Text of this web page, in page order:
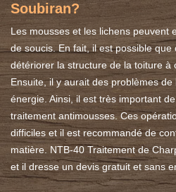
Soubiran?
Les mousses et les lichens peuvent
de soucis. En fait, il est possible
détériorer la structure de la toiture à
Ensuite, il y aurait des problèmes
énergie. Ainsi, il est très important
traitement antimousses. Ces
difficiles et il est recommandé de
matière. NTB-40 Traitement de
et il dresse un devis gratuit et sans